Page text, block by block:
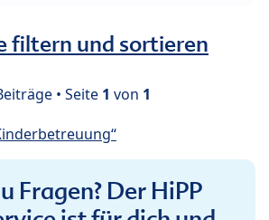
filtern und sortieren
• Seite 1 von 1
Fragen? Der HiPP